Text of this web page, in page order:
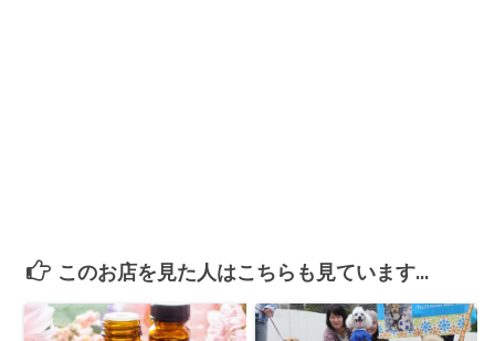
このお店を見た人はこちらも見ています...